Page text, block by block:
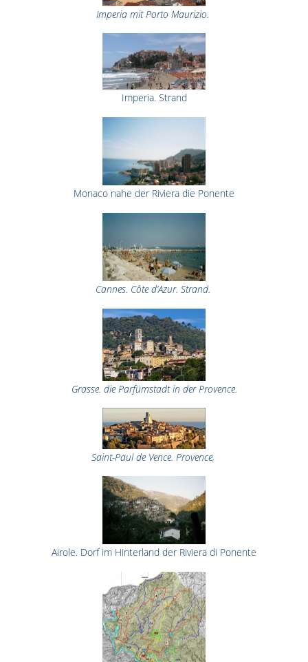
Imperia mit Porto Maurizio.
Imperia. Strand
Monaco nahe der Riviera die Ponente
Cannes. Côte d’Azur. Strand.
Grasse. die Parfümstadt in der Provence.
Saint-Paul de Vence. Provence,
Airole. Dorf im Hinterland der Riviera di Ponente